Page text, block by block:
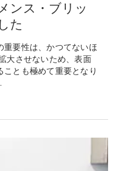
ンス・ブリッ
た
重要性は、かつてないほ
大させないため、表面
とも極めて重要となり